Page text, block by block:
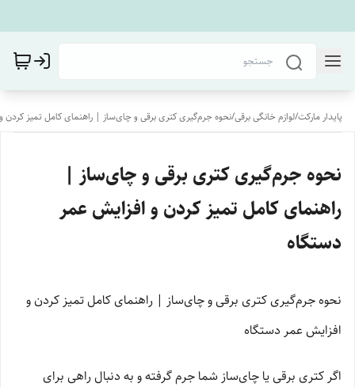
پایدار مارکت/لوازم خانگی برقی/نحوه جرم‌گیری کتری برقی و چای‌ساز | راهنمای کامل تمیز کردن
نحوه جرم‌گیری کتری برقی و چای‌ساز |
راهنمای کامل تمیز کردن و افزایش عمر
دستگاه
نحوه جرم‌گیری کتری برقی و چای‌ساز | راهنمای کامل تمیز کردن و
افزایش عمر دستگاه
اگر کتری برقی یا چای‌ساز شما جرم گرفته و به دنبال راهی برای